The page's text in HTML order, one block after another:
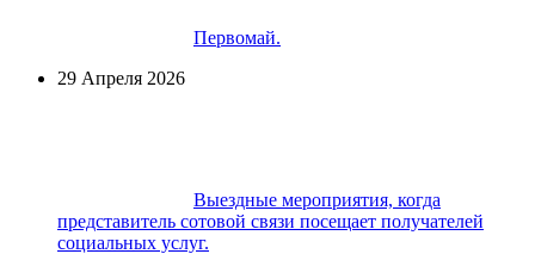
Первомай.
29 Апреля 2026
Выездные мероприятия, когда
представитель сотовой связи посещает получателей
социальных услуг.